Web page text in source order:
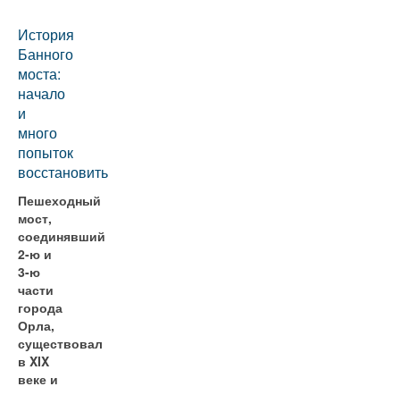
История
Банного
моста:
начало
и
много
попыток
восстановить
Пешеходный
мост,
соединявший
2-ю и
3-ю
части
города
Орла,
существовал
в XIX
веке и